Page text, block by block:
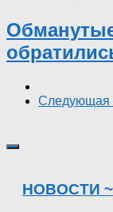
Следующая
НОВОСТИ ~